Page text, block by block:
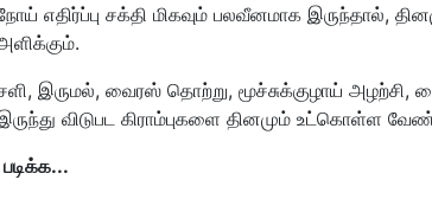
எதிர்ப்பு சக்தி மிகவும் பலவீனமாக இருந்தால்,
இருமல், வைரஸ் தொற்று, மூச்சுக்குழாய்
விடுபட கிராம்புகளை தினமும் உட்கொள்ள